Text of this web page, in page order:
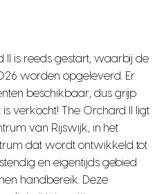
II is reeds gestart, waarbij de
worden opgeleverd. Er
beschikbaar, dus grijp
verkocht! The Orchard II ligt
van Rijswijk, in het
dat wordt ontwikkeld tot
en eigentijds gebied
handbereik. Deze